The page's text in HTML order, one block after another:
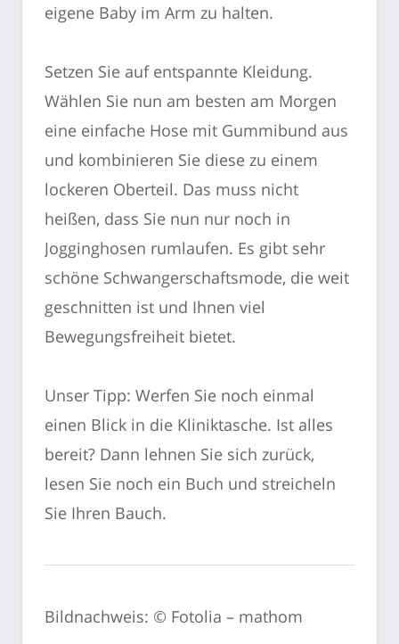
eigene Baby im Arm zu halten.
Setzen Sie auf entspannte Kleidung.
Wählen Sie nun am besten am Morgen
eine einfache Hose mit Gummibund aus
und kombinieren Sie diese zu einem
lockeren Oberteil. Das muss nicht
heißen, dass Sie nun nur noch in
Jogginghosen rumlaufen. Es gibt sehr
schöne Schwangerschaftsmode, die weit
geschnitten ist und Ihnen viel
Bewegungsfreiheit bietet.
Unser Tipp: Werfen Sie noch einmal
einen Blick in die Kliniktasche. Ist alles
bereit? Dann lehnen Sie sich zurück,
lesen Sie noch ein Buch und streicheln
Sie Ihren Bauch.
Bildnachweis: © Fotolia – mathom